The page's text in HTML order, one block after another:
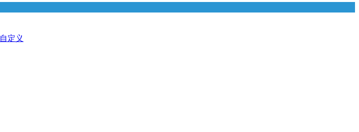
自定义